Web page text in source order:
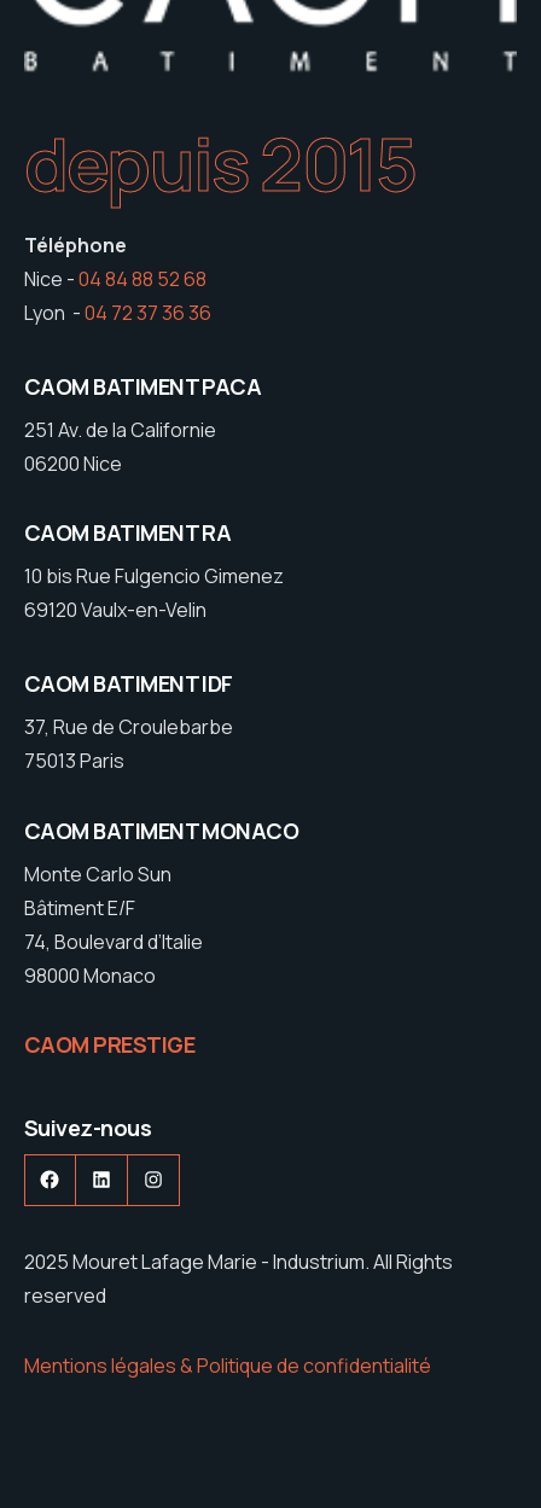
depuis 2015
Téléphone
Nice -04 84 88 52 68
Lyon -04 72 37 36 36
CAOM BATIMENT PACA
251 Av. de la Californie
06200 Nice
CAOM BATIMENT RA
10 bis Rue Fulgencio Gimenez
69120 Vaulx-en-Velin
CAOM BATIMENT IDF
37, Rue de Croulebarbe
75013 Paris
CAOM BATIMENT MONACO
Monte Carlo Sun
Bâtiment E/F
74, Boulevard d’Italie
98000 Monaco
CAOM PRESTIGE
Suivez-nous
Facebook
LinkedInInstagram
2025 Mouret Lafage Marie - Industrium. All Rights
reserved
Mentions légales & Politique de confidentialité